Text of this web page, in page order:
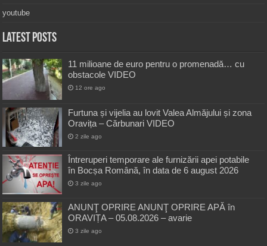
youtube
Latest Posts
11 milioane de euro pentru o promenadă… cu
obstacole VIDEO
12 ore ago
Furtuna și vijelia au lovit Valea Almăjului și zona
Oravița – Cărbunari VIDEO
2 zile ago
Întreruperi temporare ale furnizării apei potabile
în Bocșa Română, în data de 6 august 2026
3 zile ago
ANUNŢ OPRIRE ANUNŢ OPRIRE APĂ în
ORAVIȚA – 05.08.2026 – avarie
3 zile ago